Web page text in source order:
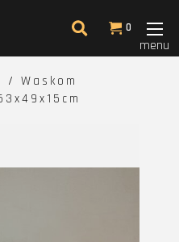
0
menu
Waskom